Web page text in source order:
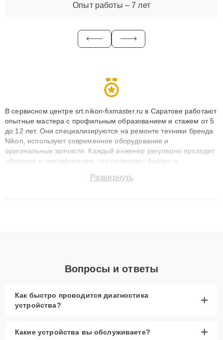
Опыт работы – 7 лет
В сервисном центре srt.nikon-fixmaster.ru в Саратове работают
опытные мастера с профильным образованием и стажем от 5
до 12 лет. Они специализируются на ремонте техники бренда
Nikon, используют современное оборудование и
оригинальные запчасти. Каждый инженер регулярно проходит
обучение и сертификацию, что позволяет быстро и
сохранением гарантии до 3 лет. Наши мастера решают
Развернуть
Вопросы и ответы
Как быстро проводится диагностика
устройства?
+
Какие устройства вы обслуживаете? +